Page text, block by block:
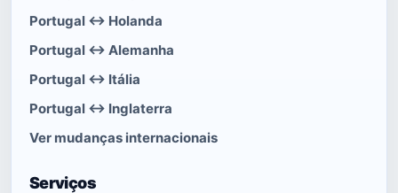
Portugal ↔ Holanda
Portugal ↔ Alemanha
Portugal ↔ Itália
Portugal ↔ Inglaterra
Ver mudanças internacionais
Serviços